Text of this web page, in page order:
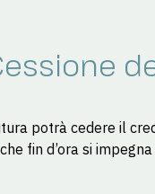
potrà cedere il
fin d’ora si